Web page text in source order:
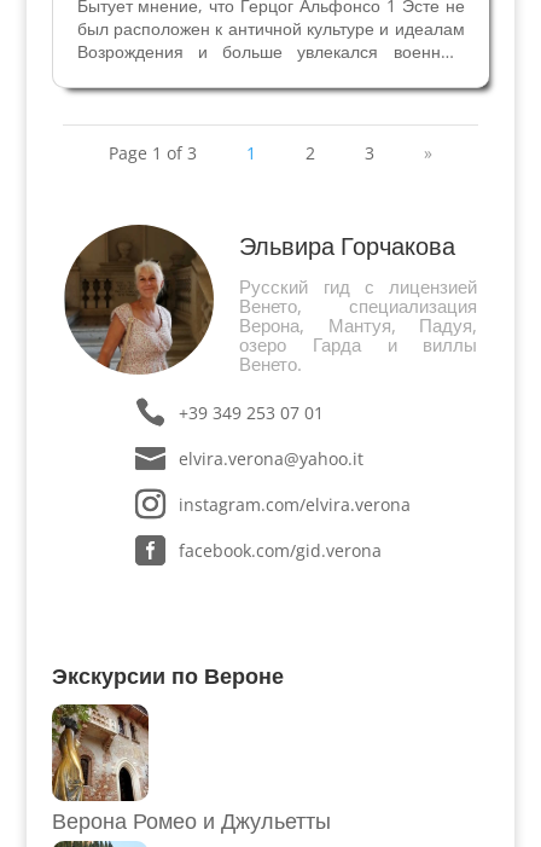
Бытует мнение, что Герцог Альфонсо 1 Эсте не
был расположен к античной культуре и идеалам
Возрождения и больше увлекался военным
самом деле ? Посмотрим, каким были его
личные аппартаменты и кабинет. Альфонсo I
Эсте стал...
Page 1 of 3 1 2 3 »
Эльвира Горчакова
Русский гид с лицензией
Венето, специализация
Верона, Мантуя, Падуя,
озеро Гарда и виллы
Венето.
+39 349 253 07 01
elvira.verona@yahoo.it
instagram.com/elvira.verona
facebook.com/gid.verona
Экскурсии по Вероне
Верона Ромео и Джульетты